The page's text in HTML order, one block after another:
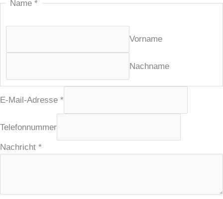
E
-
A
r
s
Name*
Vorname
Nachname
E-Mail-Adresse *
Telefonnummer
Nachricht *